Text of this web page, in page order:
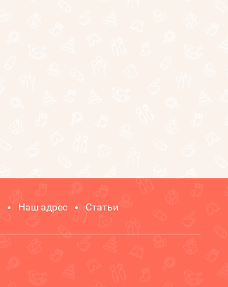
Наш адрес Статьи